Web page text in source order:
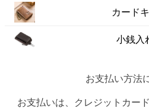
カード
小銭入
お支払い方法
お支払いは、クレジットカー